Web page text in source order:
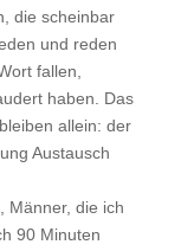
die scheinbar
und reden
fallen,
haben. Das
allein: der
Austausch
Männer, die ich
90 Minuten